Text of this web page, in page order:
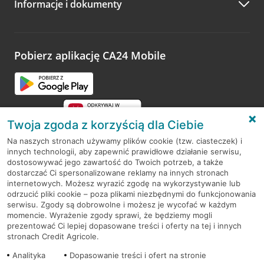
Zachęcamy do podzielenia się z nami opinią o wizycie.
opinie.
Informacje i dokumenty
Pobierz aplikację CA24 Mobile
RODO
Regulamin serwisu
Mapa serwisu
PolitykaCookies
Twoja zgoda z korzyścią dla Ciebie
Na naszych stronach używamy plików cookie (tzw. ciasteczek) i
innych technologii, aby zapewnić prawidłowe działanie serwisu,
dostosowywać jego zawartość do Twoich potrzeb, a także
dostarczać Ci spersonalizowane reklamy na innych stronach
internetowych. Możesz wyrazić zgodę na wykorzystywanie lub
odrzucić pliki cookie – poza plikami niezbędnymi do funkcjonowania
serwisu. Zgody są dobrowolne i możesz je wycofać w każdym
momencie. Wyrażenie zgody sprawi, że będziemy mogli
prezentować Ci lepiej dopasowane treści i oferty na tej i innych
stronach Credit Agricole.
Analityka
Dopasowanie treści i ofert na stronie